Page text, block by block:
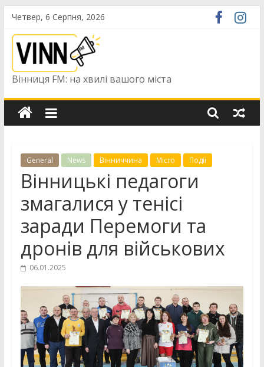
Skip
content
Четвер, 6 Серпня, 2026
Вінниця FM: на хвилі вашого міста
General News Вінниччина Місто Події
Вінницькі педагоги
змагалися у тенісі
заради Перемоги та
дронів для військових
06.01.2025